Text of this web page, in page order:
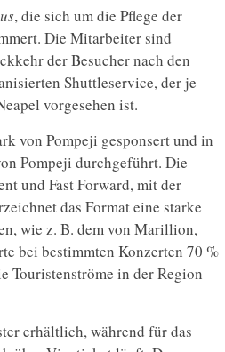
, die sich um die Pflege der
Die Mitarbeiter sind
der Besucher nach den
Shuttleservice, der je
vorgesehen ist.
von Pompeji gesponsert und in
Pompeji durchgeführt. Die
und Fast Forward, mit der
das Format eine starke
wie z. B. dem von Marillion,
bei bestimmten Konzerten 70 %
Touristenströme in der Region
erhältlich, während für das